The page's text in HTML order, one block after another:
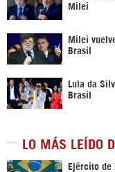
Milei
Milei
Brasil
Lula da
Brasil
LO MÁS LEÍDO
Ejército de